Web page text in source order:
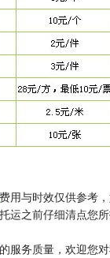
费用与时效仅供参考
运之前仔细清点您
的服务质量，欢迎您